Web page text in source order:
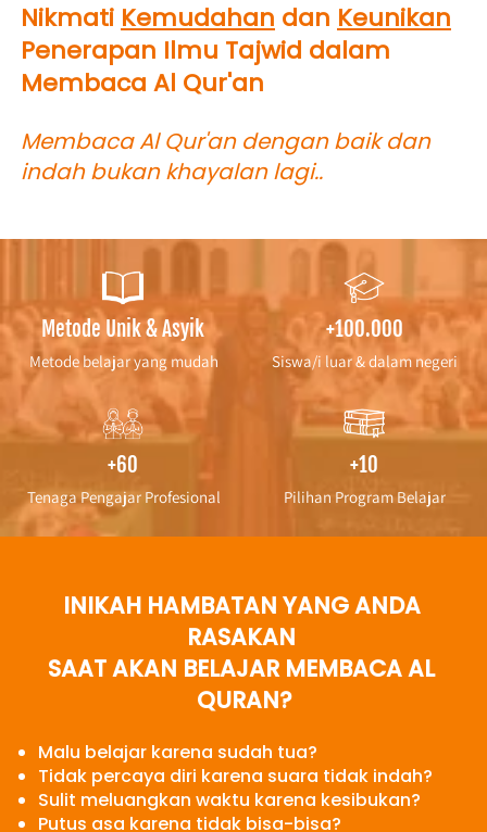
Nikmati Kemudahan dan Keunikan
Penerapan Ilmu Tajwid dalam
Membaca Al Qur'an
Membaca Al Qur'an dengan baik dan
indah bukan khayalan lagi..
Metode Unik & Asyik
Metode belajar yang mudah
+100.000
Siswa/i luar & dalam negeri
+60
Tenaga Pengajar Profesional
+10
Pilihan Program Belajar
INIKAH HAMBATAN YANG ANDA
RASAKAN
SAAT AKAN BELAJAR MEMBACA AL
QURAN?
Malu belajar karena sudah tua?
Tidak percaya diri karena suara tidak indah?
Sulit meluangkan waktu karena kesibukan?
Putus asa karena tidak bisa-bisa?